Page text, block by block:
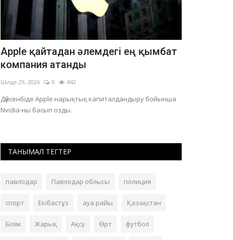
Apple қайтадан әлемдегі ең қымбат
компания атанды
Шілде 29, 2026 0 442
Дүйсенбіде Apple нарықтық капиталдандыру бойынша
Nvidia-ны басып озды.
ТАНЫМАЛ ТЕГТЕР
павлодар Павлодар облысы полиция
спорт Екібастұз ауа райы Қазақстан
Білім Жарық Ақсу Өрт футбол